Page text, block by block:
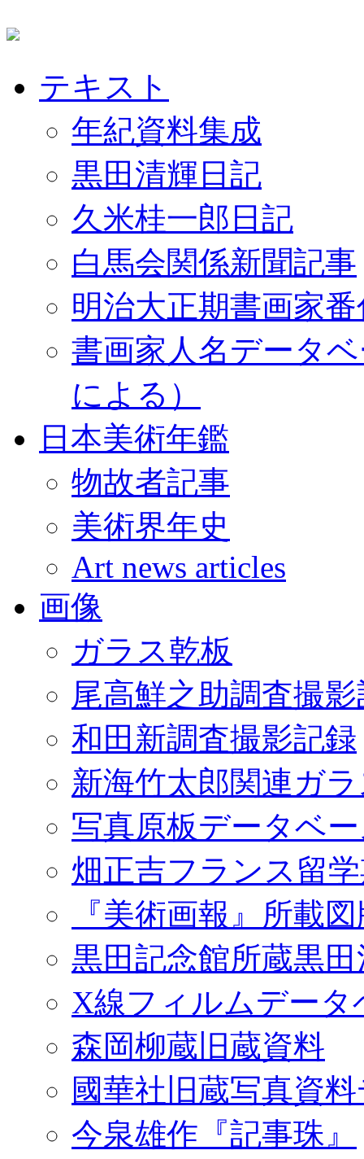
テキスト
年紀資料集成
黒田清輝日記
久米桂一郎日記
白馬会関係新聞記事
明治大正期書画家
書画家人名データ
による）
日本美術年鑑
物故者記事
美術界年史
Art news articles
画像
ガラス乾板
尾高鮮之助調査撮
和田新調査撮影記録
新海竹太郎関連ガ
写真原板データベ
畑正吉フランス留
『美術画報』所載
黒田記念館所蔵黒
X線フィルムデータ
森岡柳蔵旧蔵資料
國華社旧蔵写真資
今泉雄作『記事珠』